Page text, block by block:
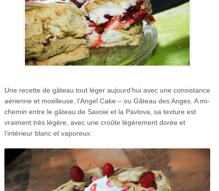
Une recette de gâteau tout léger aujourd’hui avec une consistance
aérienne et moelleuse, l’Angel Cake – ou Gâteau des Anges. A mi-
chemin entre le gâteau de Savoie et la Pavlova, sa texture est
vraiment très légère, avec une croûte légèrement dorée et
l’intérieur blanc et vaporeux.